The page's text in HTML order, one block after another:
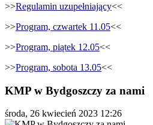
>>Regulamin uzupełniający<<
>>Program, czwartek 11.05<<
>>Program, piątek 12.05<<
>>Program, sobota 13.05<<
KMP w Bydgoszczy za nami
środa, 26 kwiecień 2023 12:26